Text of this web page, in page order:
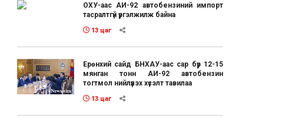
ОХУ-аас АИ-92 автобензиний импорт
тасралтгүй үргэлжилж байна
13 цаг
Ерөнхий сайд БНХАУ-аас сар бүр 12-15
мянган тонн АИ-92 автобензин
тогтмол нийлүүлэх хүсэлт тавилаа
13 цаг